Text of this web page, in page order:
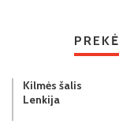
Kilmės šalis
Lenkija